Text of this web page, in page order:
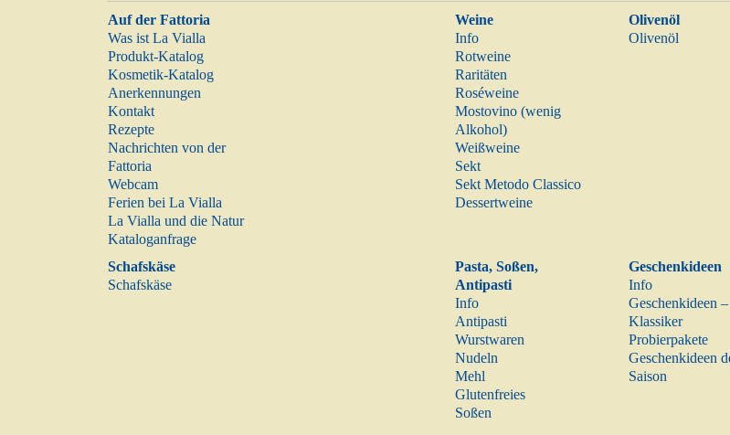
Auf der Fattoria
Was ist La Vialla
Produkt-Katalog
Kosmetik-Katalog
Anerkennungen
Kontakt
Rezepte
Nachrichten von der
Fattoria
Webcam
Ferien bei La Vialla
La Vialla und die Natur
Kataloganfrage
Weine
Info
Rotweine
Raritäten
Roséweine
Mostovino (wenig
Alkohol)
Weißweine
Sekt
Sekt Metodo Classico
Dessertweine
Olivenöl
Olivenöl
Schafskäse
Schafskäse
Pasta, Soßen,
Antipasti
Info
Antipasti
Wurstwaren
Nudeln
Mehl
Glutenfreies
Soßen
Geschenkideen
Info
Geschenkideen
Klassiker
Probierpakete
Geschenkideen
Saison